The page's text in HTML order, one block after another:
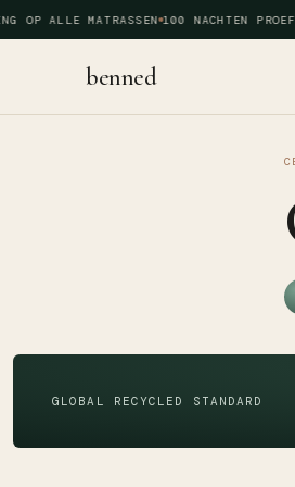
OP ALLE MATRASSEN 100 NACHTEN
benned
GLOBAL RECYCLED STANDARD